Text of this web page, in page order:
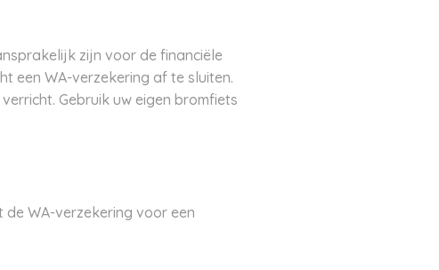
zijn voor de financiële
een WA-verzekering af te sluiten.
Gebruik uw eigen bromfiets
WA-verzekering voor een